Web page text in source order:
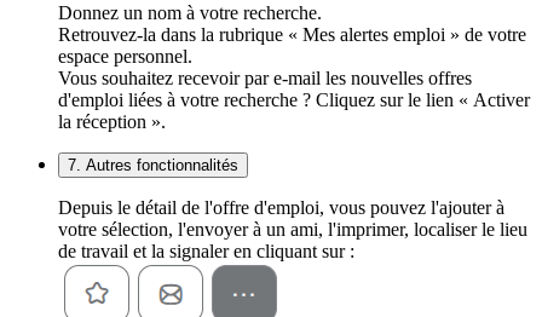
Donnez un nom à votre recherche.
Retrouvez-la dans la rubrique « Mes alertes emploi » de votre
espace personnel.
Vous souhaitez recevoir par e-mail les nouvelles offres
d'emploi liées à votre recherche ? Cliquez sur le lien « Activer
la réception ».
7. Autres fonctionnalités
Depuis le détail de l'offre d'emploi, vous pouvez l'ajouter à
votre sélection, l'envoyer à un ami, l'imprimer, localiser le lieu
de travail et la signaler en cliquant sur :